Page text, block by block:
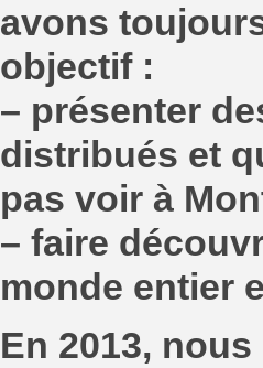
avons
objectif :
– présenter
distribués et
pas voir à
– faire
monde entier
En 2013,